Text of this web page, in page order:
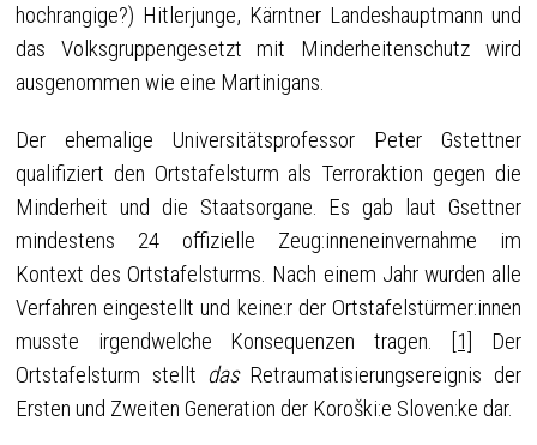
hochrangige?) Hitlerjunge, Kärntner Landeshauptmann und
das Volksgruppengesetzt mit Minderheitenschutz wird
ausgenommen wie eine Martinigans.
Der ehemalige Universitätsprofessor Peter Gstettner
qualifiziert den Ortstafelsturm als Terroraktion gegen die
Minderheit und die Staatsorgane. Es gab laut Gsettner
mindestens 24 offizielle Zeug:inneneinvernahme im
Kontext des Ortstafelsturms. Nach einem Jahr wurden alle
Verfahren eingestellt und keine:r der Ortstafelstürmer:innen
musste irgendwelche Konsequenzen tragen.
[1] Der
Ortstafelsturm stellt dasRetraumatisierungsereignis der
Ersten und Zweiten Generation der Koroški:e Sloven:ke dar.